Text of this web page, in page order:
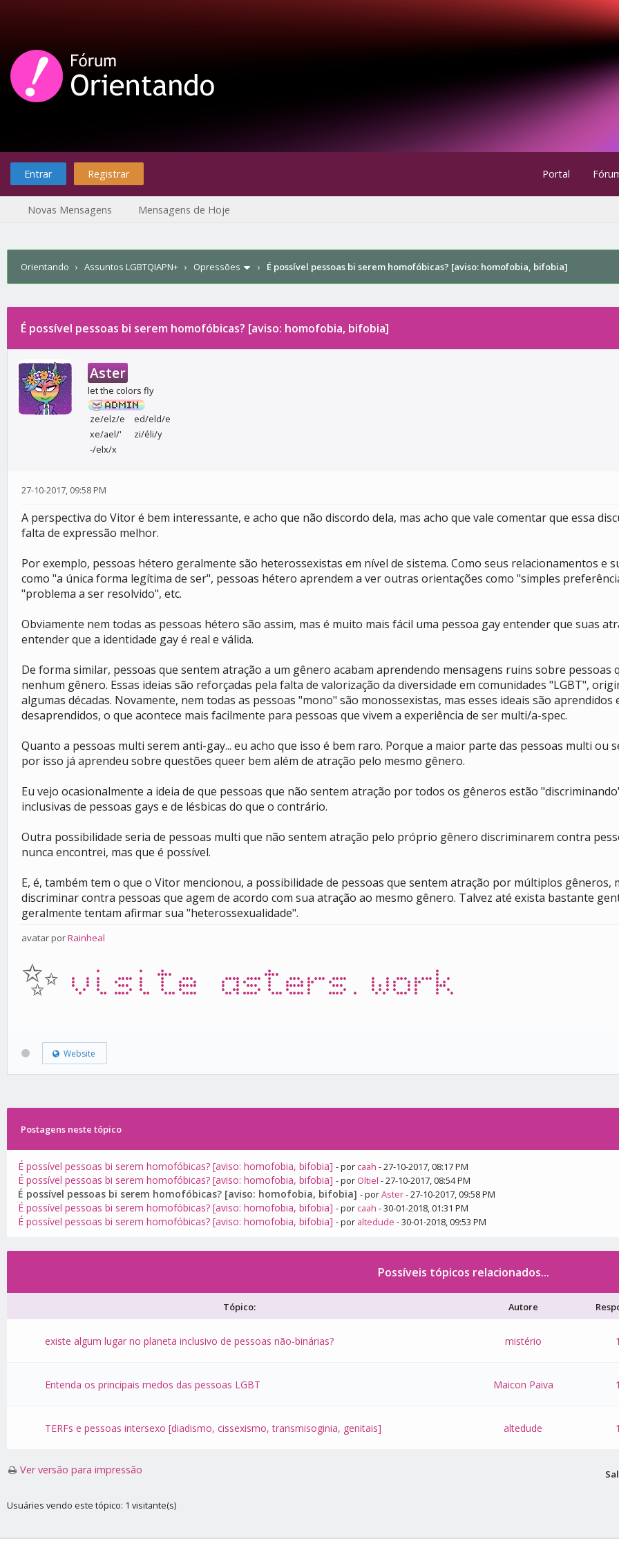
Entrar Registrar Portal
Novas Mensagens Mensagens de Hoje
Orientando › Assuntos LGBTQIAPN+ › Opressões › É possível pessoas bi serem homofóbicas? [aviso: homofobia, bifobia]
0 votos - 0 média
1
2
3
4
5
É possível pessoas bi serem homofóbicas? [aviso: homofobia, bifobia]
Aster
let the colors fly
ze/elz/e
ed/eld/e
xe/ael/'
zi/éli/y
-/elx/x
27-10-2017, 09:58 PM
A perspectiva do Vitor é bem interessante, e acho que não discordo dela, mas acho que vale comentar que essa
falta de expressão melhor.
Por exemplo, pessoas hétero geralmente são heterossexistas em nível de sistema. Como seus relacionamentos e
como "a única forma legítima de ser", pessoas hétero aprendem a ver outras orientações como "simples
"problema a ser resolvido", etc.
Obviamente nem todas as pessoas hétero são assim, mas é muito mais fácil uma pessoa gay entender que suas
entender que a identidade gay é real e válida.
De forma similar, pessoas que sentem atração a um gênero acabam aprendendo mensagens ruins sobre
nenhum gênero. Essas ideias são reforçadas pela falta de valorização da diversidade em comunidades "LGBT",
algumas décadas. Novamente, nem todas as pessoas "mono" são monossexistas, mas esses ideais são
desaprendidos, o que acontece mais facilmente para pessoas que vivem a experiência de ser multi/a-spec.
Quanto a pessoas multi serem anti-gay... eu acho que isso é bem raro. Porque a maior parte das pessoas multi
por isso já aprendeu sobre questões queer bem além de atração pelo mesmo gênero.
Eu vejo ocasionalmente a ideia de que pessoas que não sentem atração por todos os gêneros estão
inclusivas de pessoas gays e de lésbicas do que o contrário.
Outra possibilidade seria de pessoas multi que não sentem atração pelo próprio gênero discriminarem contra
nunca encontrei, mas que é possível.
E, é, também tem o que o Vitor mencionou, a possibilidade de pessoas que sentem atração por múltiplos
discriminar contra pessoas que agem de acordo com sua atração ao mesmo gênero. Talvez até exista bastante
geralmente tentam afirmar sua "heterossexualidade".
avatar porRainheal
✨ visite asters.work
Website
Postagens neste tópico
É possível pessoas bi serem homofóbicas? [aviso: homofobia, bifobia] - por caah - 27-10-2017, 08:17 PM
É possível pessoas bi serem homofóbicas? [aviso: homofobia, bifobia] - por Oltiel - 27-10-2017, 08:54 PM
É possível pessoas bi serem homofóbicas? [aviso: homofobia, bifobia] - porAster- 27-10-2017, 09:58 PM
É possível pessoas bi serem homofóbicas? [aviso: homofobia, bifobia] - por caah - 30-01-2018, 01:31 PM
É possível pessoas bi serem homofóbicas? [aviso: homofobia, bifobia] - por altedude - 30-01-2018, 09:53 PM
Possíveis tópicos relacionados...
Tópico: Autore
existe algum lugar no planeta inclusivo de pessoas não-binárias? mistério 1
Entenda os principais medos das pessoas LGBT Maicon Paiva 1
TERFs e pessoas intersexo [diadismo, cissexismo, transmisoginia, genitais] altedude 1
Ver versão para impressão
Usuáries vendo este tópico: 1 visitante(s)